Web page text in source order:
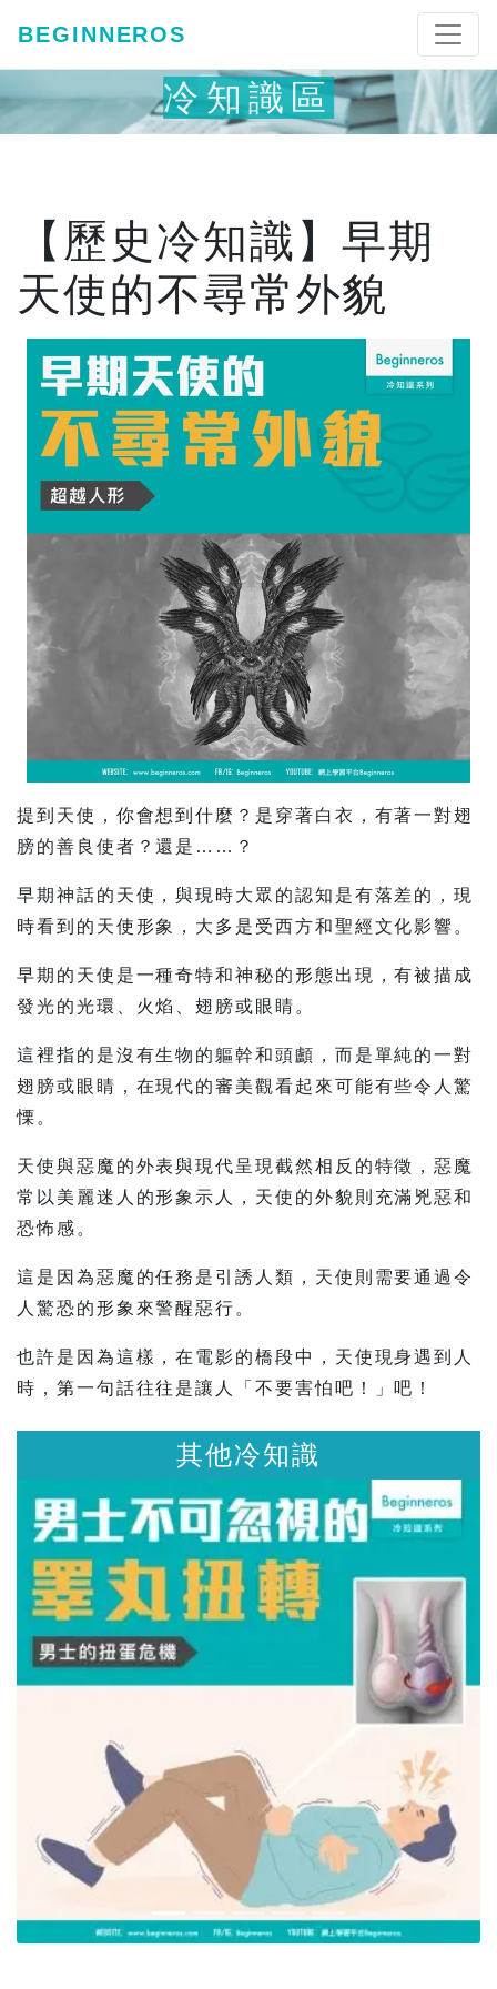
BEGINNEROS
冷知識區
【歷史冷知識】早期
天使的不尋常外貌
提到天使，你會想到什麼？是穿著白衣，有著一對翅
膀的善良使者？還是……？
早期神話的天使，與現時大眾的認知是有落差的，現
時看到的天使形象，大多是受西方和聖經文化影響。
早期的天使是一種奇特和神秘的形態出現，有被描成
發光的光環、火焰、翅膀或眼睛。
這裡指的是沒有生物的軀幹和頭顱，而是單純的一對
翅膀或眼睛，在現代的審美觀看起來可能有些令人驚
慄。
天使與惡魔的外表與現代呈現截然相反的特徵，惡魔
常以美麗迷人的形象示人，天使的外貌則充滿兇惡和
恐怖感。
這是因為惡魔的任務是引誘人類，天使則需要通過令
人驚恐的形象來警醒惡行。
也許是因為這樣，在電影的橋段中，天使現身遇到人
時，第一句話往往是讓人「不要害怕吧！」吧！